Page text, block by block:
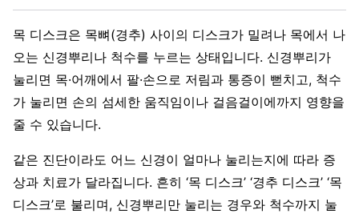
목 디스크은 목뼈(경추) 사이의 디스크가 밀려나 목에서 나
오는 신경뿌리나 척수를 누르는 상태입니다. 신경뿌리가
눌리면 목·어깨에서 팔·손으로 저림과 통증이 뻗치고, 척수
가 눌리면 손의 섬세한 움직임이나 걸음걸이에까지 영향을
줄 수 있습니다.
같은 진단이라도 어느 신경이 얼마나 눌리는지에 따라 증
상과 치료가 달라집니다. 흔히 ‘목 디스크’ ‘경추 디스크’ ‘목
디스크’로 불리며, 신경뿌리만 눌리는 경우와 척수까지 눌